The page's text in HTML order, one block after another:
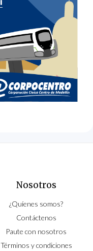
Nosotros
¿Quíenes somos?
Contáctenos
Paute con nosotros
Términos y condiciones